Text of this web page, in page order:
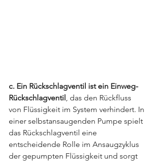
c. Ein Rückschlagventil ist ein Einweg-
Rückschlagventil , das den Rückfluss
von Flüssigkeit im System verhindert. In
einer selbstansaugenden Pumpe spielt
das Rückschlagventil eine
entscheidende Rolle im Ansaugzyklus
der gepumpten Flüssigkeit und sorgt